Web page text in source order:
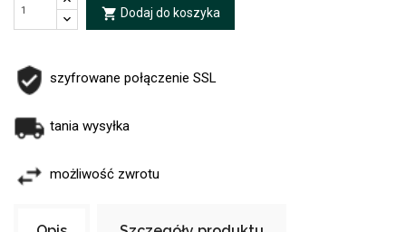
local_grocery_store Dodaj do koszyka
szyfrowane połączenie SSL
tania wysyłka
możliwość zwrotu